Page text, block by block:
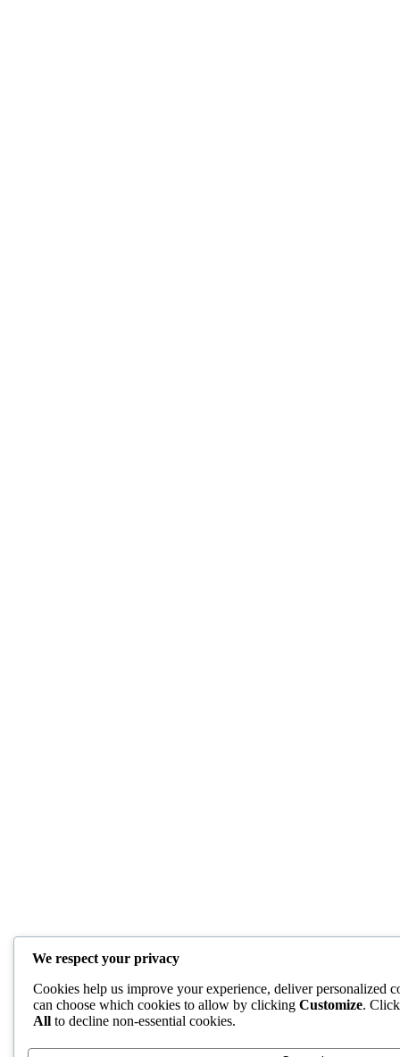
We respect your privacy
Cookies help us improve your experience, deliver personalized
can choose which cookies to allow by clicking Customize.
All to decline non-essential cookies.